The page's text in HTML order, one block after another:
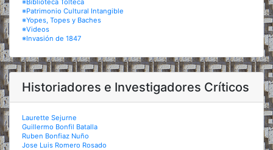
※Biblioteca Tolteca
※Patrimonio Cultural Intangible
※Yopes, Topes y Baches
※Videos
※Invasión de 1847
Historiadores e Investigadores Críticos
Laurette Sejurne
Guillermo Bonfil Batalla
Ruben Bonfiaz Nuño
Jose Luis Romero Rosado